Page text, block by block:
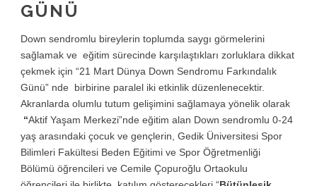
GÜNÜ
Down sendromlu bireylerin toplumda saygı görmelerini
sağlamak ve eğitim sürecinde karşılaştıkları zorluklara dikkat
çekmek için “21 Mart Dünya Down Sendromu Farkındalık
Günü” nde birbirine paralel iki etkinlik düzenlenecektir.
Akranlarda olumlu tutum gelişimini sağlamaya yönelik olarak
“Aktif Yaşam Merkezi”nde eğitim alan Down sendromlu 0-24
yaş arasındaki çocuk ve gençlerin, Gedik Üniversitesi Spor
Bilimleri Fakültesi Beden Eğitimi ve Spor Öğretmenliği
Bölümü öğrencileri ve Cemile Çopuroğlu Ortaokulu